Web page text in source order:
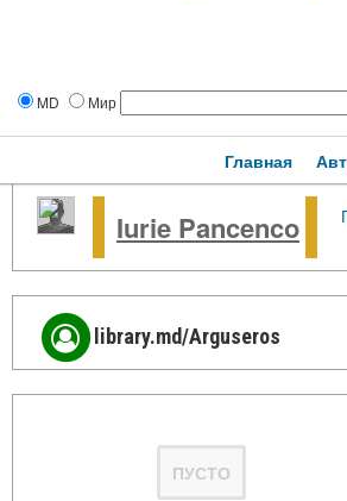
MD Мир
Главная
Iurie Pancenco
library.md/Arguseros
ПУСТО